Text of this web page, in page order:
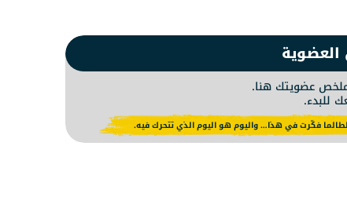
عضويتك هنا.
للبدء.
لطالما فكّرت في هذا… واليوم هو اليوم الذي تتحرك فيه.